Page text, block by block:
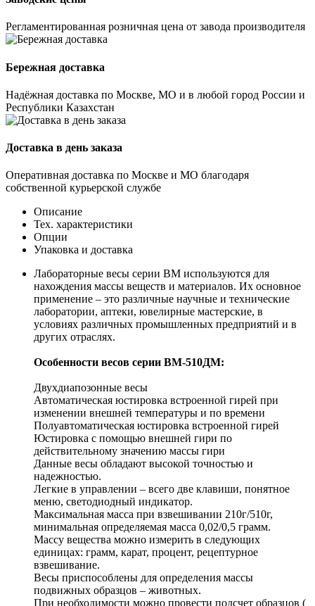
Регламентированная розничная цена от завода производителя
Бережная доставка
Надёжная доставка по Москве, МО и в любой город России и
Республики Казахстан
Доставка в день заказа
Оперативная доставка по Москве и МО благодаря
собственной курьерской службе
Описание
Тех. характеристики
Опции
Упаковка и доставка
Лабораторные весы серии ВМ используются для
нахождения массы веществ и материалов. Их основное
применение – это различные научные и технические
лаборатории, аптеки, ювелирные мастерские, в
условиях различных промышленных предприятий и в
других отраслях.
Особенности весов серии ВМ-510ДМ:
Двухдиапозонные весы
Автоматическая юстировка встроенной гирей при
изменении внешней температуры и по времени
Полуавтоматическая юстировка встроенной гирей
Юстировка с помощью внешней гири по
действительному значению массы гири
Данные весы обладают высокой точностью и
надежностью.
Легкие в управлении – всего две клавиши, понятное
меню, светодиодный индикатор.
Максимальная масса при взвешивании 210г/510г,
минимальная определяемая масса 0,02/0,5 грамм.
Массу вещества можно измерить в следующих
единицах: грамм, карат, процент, рецептурное
взвешивание.
Весы приспособлены для определения массы
подвижных образцов – животных.
При необходимости можно провести подсчет образцов (